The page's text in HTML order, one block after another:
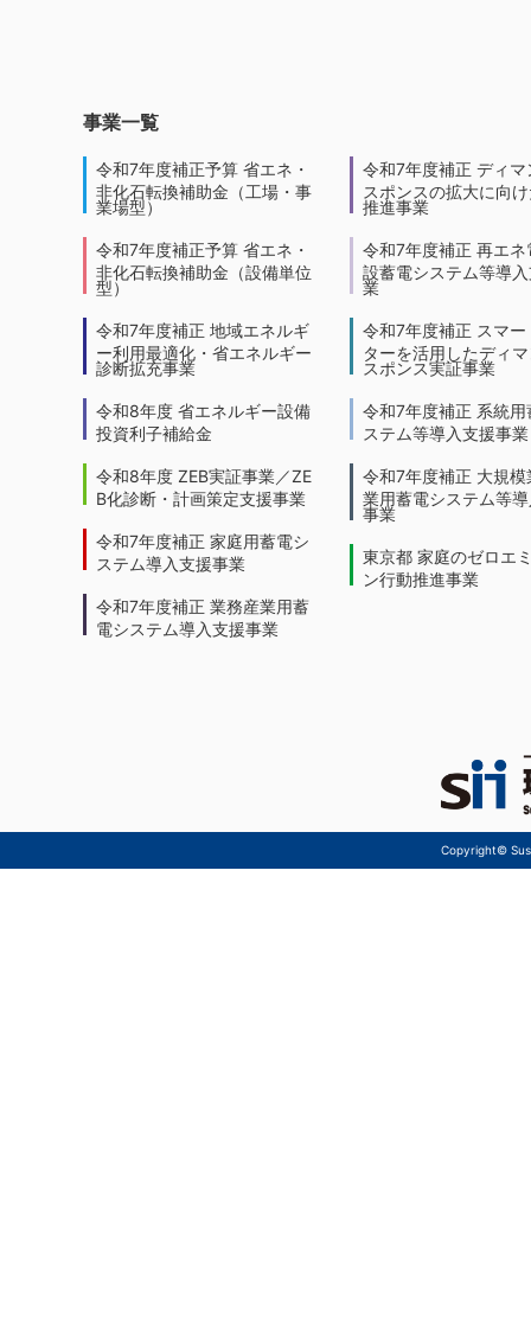
事業一覧
令和7年度補正予算 省エネ・
非化石転換補助金（工場・事
業場型）
令和7年度補正予算 省エネ・
非化石転換補助金（設備単位
型）
令和7年度補正 地域エネルギ
ー利用最適化・省エネルギー
診断拡充事業
令和8年度 省エネルギー設備
投資利子補給金
令和8年度 ZEB実証事業／ZE
B化診断・計画策定支援事業
令和7年度補正 家庭用蓄電シ
ステム導入支援事業
令和7年度補正 業務産業用蓄
電システム導入支援事業
令和7年度補正 ディマ
スポンスの拡大に向
推進事業
令和7年度補正 再エネ
設蓄電システム等導
業
令和7年度補正 スマー
ターを活用したディ
スポンス実証事業
令和7年度補正 系統用
ステム等導入支援事業
令和7年度補正 大規模
業用蓄電システム等
事業
東京都 家庭のゼロエ
ン行動推進事業
Copyright©